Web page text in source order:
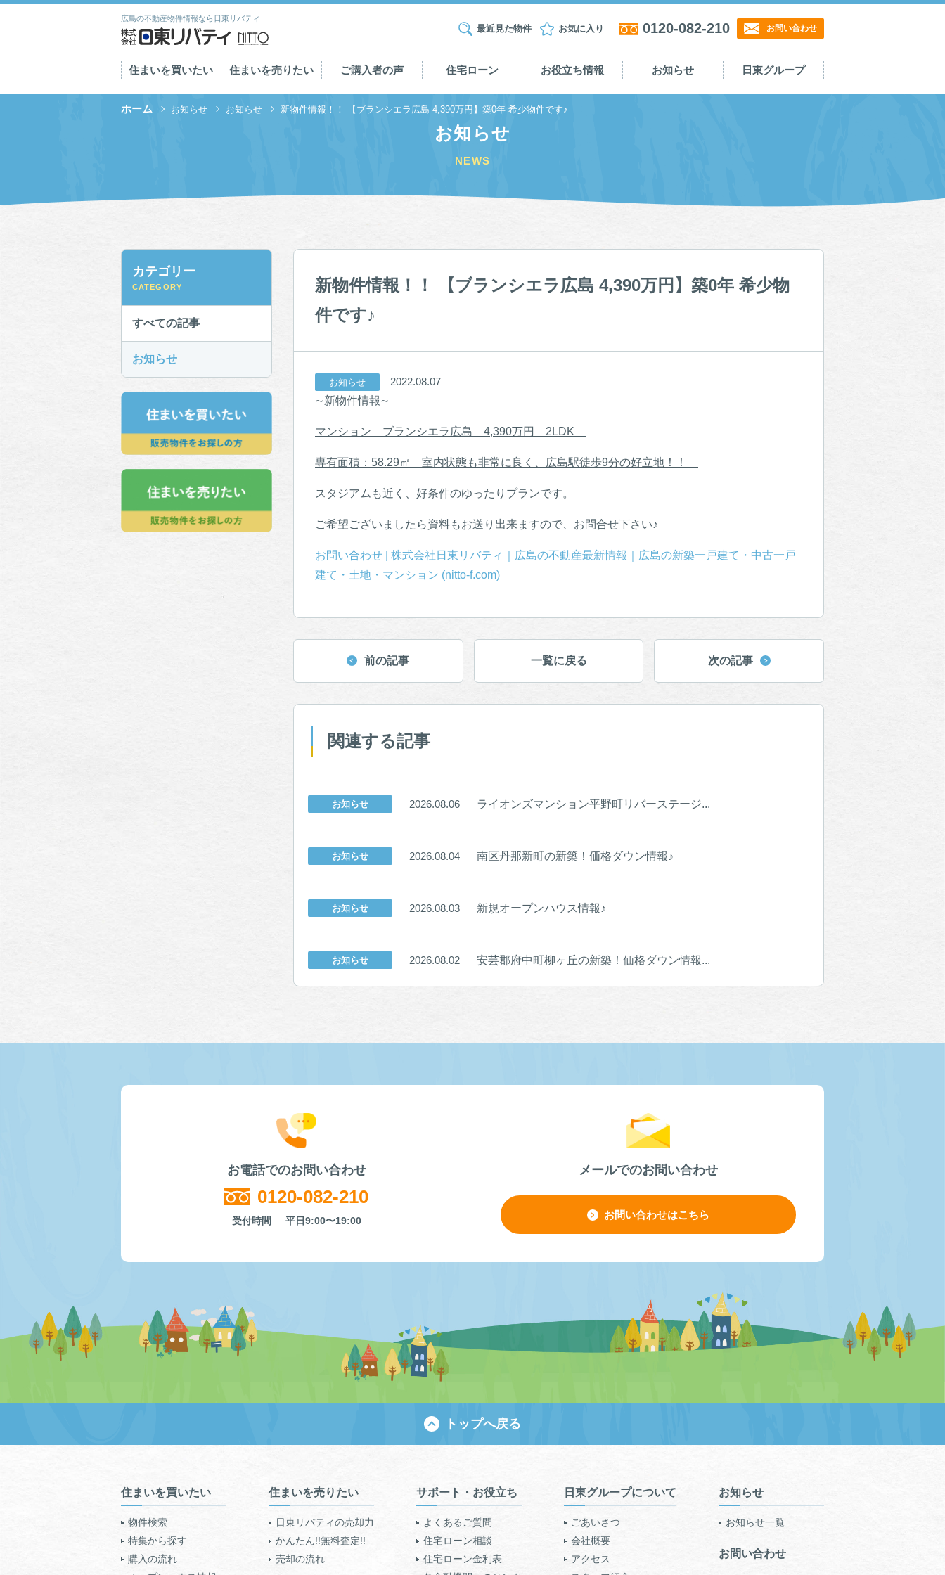
広島の不動産物件情報なら日東リバティ
最近見た物件 お気に入り 0120-082-210 お問い合わせ
住まいを買いたい 住まいを売りたい ご購入者の声 住宅ローン お役立ち情報 お知らせ 日東グループ
ホーム お知らせ お知らせ 新物件情報！！ 【ブランシエラ広島 4,390万円】築0年 希少物件です♪
お知らせ
NEWS
新物件情報！！ 【ブランシエラ広島 4,390万円】築0年 希少物
件です♪
お知らせ
2022.08.07
∼新物件情報∼
マンション ブランシエラ広島 4,390万円 2LDK
専有面積：58.29㎡ 室内状態も非常に良く、広島駅徒歩9分の好立地！！
スタジアムも近く、好条件のゆったりプランです。
ご希望ございましたら資料もお送り出来ますので、お問合せ下さい♪
お問い合わせ | 株式会社日東リバティ｜広島の不動産最新情報｜広島の新築一戸建て・中古一戸
建て・土地・マンション (nitto-f.com)
前の記事 一覧に戻る 次の記事
関連する記事
お知らせ 2026.08.06 ライオンズマンション平野町リバーステージ...
お知らせ 2026.08.04 南区丹那新町の新築！価格ダウン情報♪
お知らせ 2026.08.03 新規オープンハウス情報♪
お知らせ 2026.08.02 安芸郡府中町柳ヶ丘の新築！価格ダウン情報...
カテゴリー
CATEGORY
すべての記事
お知らせ
お電話でのお問い合わせ
0120-082-210
受付時間 平日9:00〜19:00
メールでのお問い合わせ
お問い合わせはこちら
トップへ戻る
住まいを買いたい
物件検索
特集から探す
購入の流れ
住まいを売りたい
日東リバティの売却力
かんたん!!無料査定!!
売却の流れ
サポート・お役立ち
よくあるご質問
住宅ローン相談
住宅ローン金利表
日東グループについて
ごあいさつ
会社概要
アクセス
お知らせ
お知らせ一覧
お問い合わせ